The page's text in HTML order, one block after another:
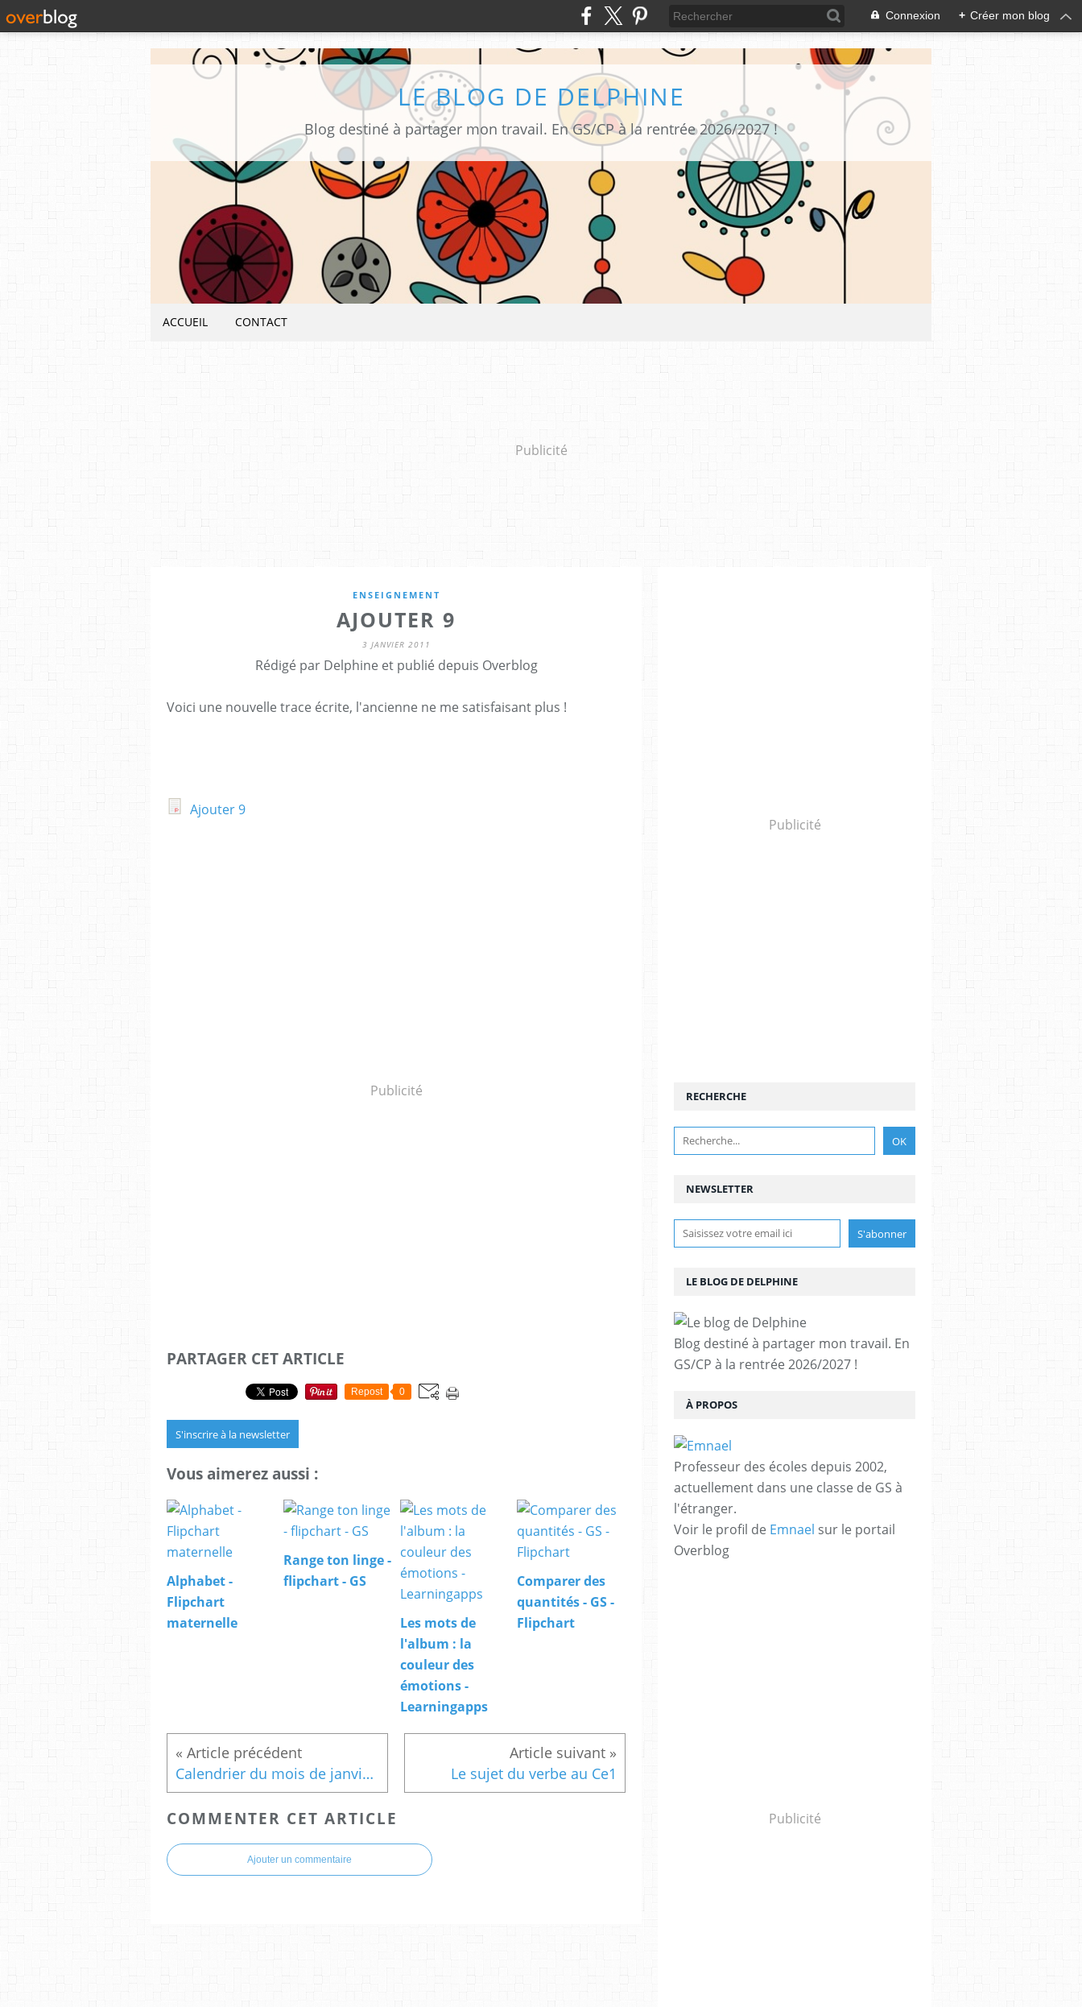
Connexion + Créer mon blog
LE BLOG DE DELPHINE
Blog destiné à partager mon travail. En GS/CP à la rentrée 2026/2027 !
ACCUEIL CONTACT
Publicité
ENSEIGNEMENT
AJOUTER 9
3 JANVIER 2011
Rédigé par Delphine et publié depuis Overblog
Voici une nouvelle trace écrite, l'ancienne ne me satisfaisant plus !
Ajouter 9
Publicité
PARTAGER CET ARTICLE
Repost 0
S'inscrire à la newsletter
Vous aimerez aussi :
Alphabet -
Flipchart
maternelle
Range ton linge -
flipchart - GS
Les mots de
l'album : la
couleur des
émotions -
Learningapps
Comparer des
quantités - GS -
Flipchart
Calendrier du mois de janvier 2011 Le sujet du verbe au Ce1
COMMENTER CET ARTICLE
Ajouter un commentaire
Publicité
NEWSLETTER
RECHERCHE
LE BLOG DE DELPHINE
Blog destiné à partager mon travail. En
GS/CP à la rentrée 2026/2027 !
À PROPOS
Professeur des écoles depuis 2002,
actuellement dans une classe de GS à
l'étranger.
Voir le profil de Emnael sur le portail
Overblog
Publicité